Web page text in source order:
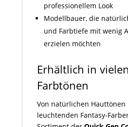
professionellem Look
Modellbauer, die
und Farbtiefe mit wenig
erzielen möchten
Erhältlich in vielen
Farbtönen
Von natürlichen Hauttönen
leuchtenden Fantasy-